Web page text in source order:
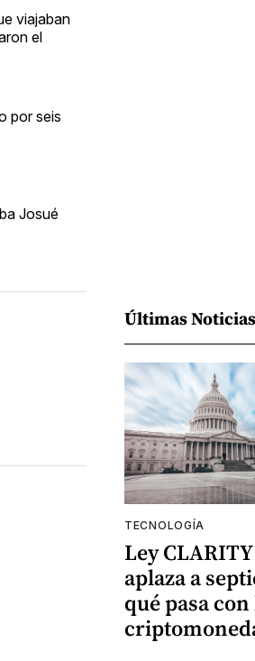
viajaban
el
por seis
Josué
Últimas Noticias
TECNOLOGÍA
Ley
aplaza a
qué pasa con